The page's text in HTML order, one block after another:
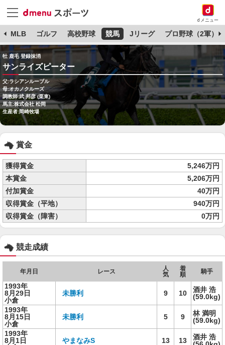
dメニュー
MLB ゴルフ 高校野球 競馬 Jリーグ プロ野球（2軍）
牡 鹿毛 登録抹消
サンライズピーター
父:ラシアンルーブル
母:オカノクルーズ
調教師:武 邦彦 (栗東)
馬主:株式会社 松岡
生産者:岡崎牧場
賞金
獲得賞金
5,246万円
本賞金
5,206万円
付加賞金
40万円
収得賞金（平地）
940万円
収得賞金（障害）
0万円
競走成績
年月日 レース
人
気
着
順
騎手
1993年
8月29日
小倉
未勝利 9 10
酒井 浩
(59.0kg)
1993年
8月15日
小倉
未勝利 5 9
林 満明
(59.0kg)
1993年
8月1日
やまなみS 13 13
酒井 浩